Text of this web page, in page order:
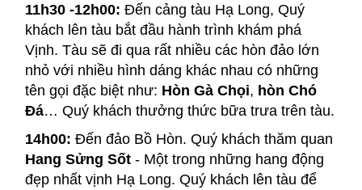
11h30 -12h00: Đến cảng tàu Hạ Long, Quý
khách lên tàu bắt đầu hành trình khám phá
Vịnh. Tàu sẽ đi qua rất nhiều các hòn đảo lớn
nhỏ với nhiều hình dáng khác nhau có những
tên gọi đặc biệt như: Hòn Gà Chọi, hòn Chó
Đá… Quý khách thưởng thức bữa trưa trên tàu.
14h00: Đến đảo Bồ Hòn. Quý khách thăm quan
Hang Sửng Sốt- Một trong những hang động
đẹp nhất vịnh Hạ Long. Quý khách lên tàu để